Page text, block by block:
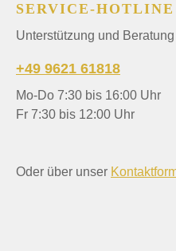
SERVICE-HOTLINE
Unterstützung und Beratung
+49 9621 61818
Mo-Do 7:30 bis 16:00 Uhr
Fr 7:30 bis 12:00 Uhr
Oder über unser